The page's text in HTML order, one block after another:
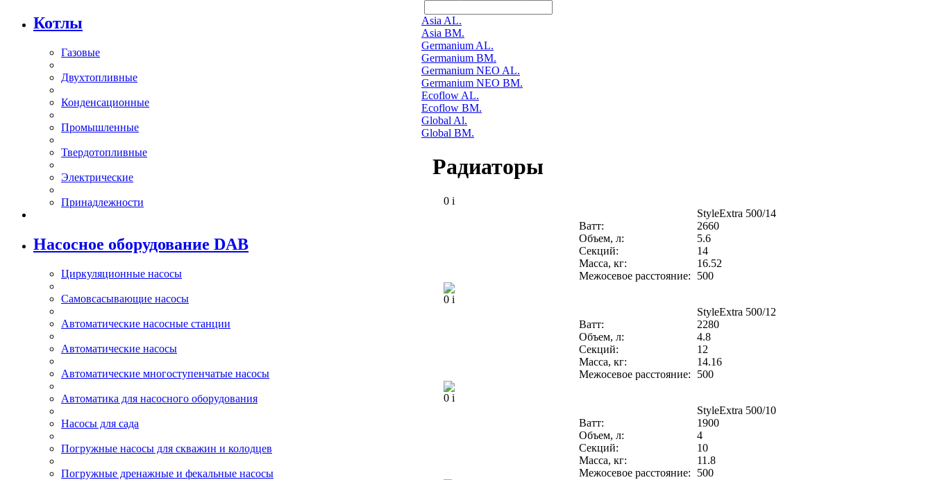
Котлы
Газовые
Двухтопливные
Конденcационные
Промышленные
Твердотопливные
Электрические
Принадлежности
Насосное оборудование DAB
Циркуляционные насосы
Самовсасывающие насосы
Автоматические насосные станции
Автоматические насосы
Автоматические многоступенчатые насосы
Автоматика для насосного оборудования
Насосы для сада
Погружные насосы для скважин и колодцев
Погружные дренажные и фекальные насосы
Asia AL.
Asia BM.
Germanium AL.
Germanium BM.
Germanium NEO AL.
Germanium NEO BM.
Ecoflow AL.
Ecoflow BM.
Global Al.
Global BM.
Радиаторы
0 i
StyleExtra 500/14
Ватт:
2660
Объем, л:
5.6
Секций:
14
Масса, кг:
16.52
Межосевое расстояние:
500
0 i
StyleExtra 500/12
Ватт:
2280
Объем, л:
4.8
Секций:
12
Масса, кг:
14.16
Межосевое расстояние:
500
0 i
StyleExtra 500/10
Ватт:
1900
Объем, л:
4
Секций:
10
Масса, кг:
11.8
Межосевое расстояние:
500